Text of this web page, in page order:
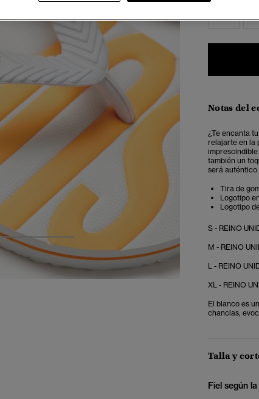
5 6 7
Notas del
¿Te encanta
relajarte en la
también un
será auténtico
Tira de
Logotipo
Logotipo
S - REINO
M - REINO
L - REINO
XL - REINO
El blanco es
chanclas,
Talla y
Fiel según